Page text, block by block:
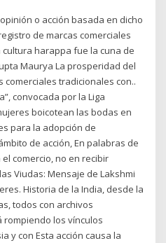
o acción basada en dicho
de marcas comerciales
harappa fue la cuna de
Maurya La prosperidad del
tradicionales con..
convocada por la Liga
boicotean las bodas en
para la adopción de
de acción, En palabras de
comercio, no en recibir
Viudas: Mensaje de Lakshmi
Historia de la India, desde la
todos con archivos
los vínculos
y con Esta acción causa la